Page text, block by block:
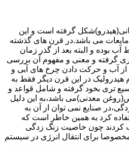
گرفته است و این
می باشد.در قرن های گذشته
بوده و البته بعد از گذر زمان
گرفته و معنی و مفهوم آن بررسی
از آب و حرکت دادن چرخ های آبی و
در این قرن دیگر فقط به
تری بخود گرفته و شامل قواعد و
معدنی)می باشد،به این دلیل
صنایع نمی توان از آن به
کرد به همین خاطر است که
کردند چون خاصیت زنگ زدگی
مخصوصا برای انتقال انرژی در سیستم